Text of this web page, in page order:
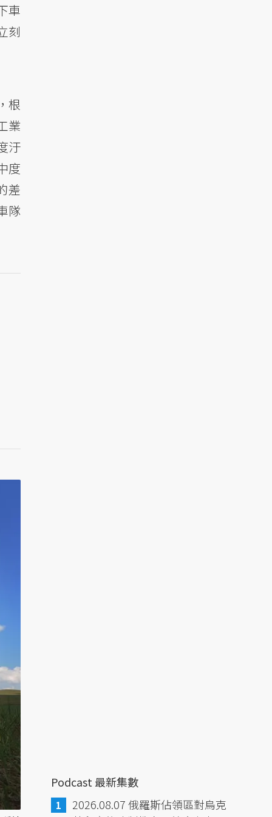
車
刻
根
業
汙
度
差
隊
Podcast 最新集數
2026.08.07 俄羅斯佔領區對烏克